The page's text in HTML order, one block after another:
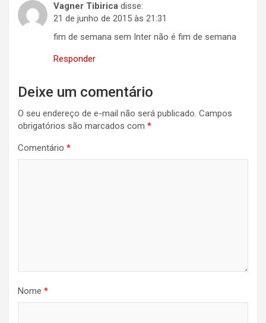
Vagner Tibirica disse:
21 de junho de 2015 às 21:31
fim de semana sem Inter não é fim de semana
Responder
Deixe um comentário
O seu endereço de e-mail não será publicado. Campos
obrigatórios são marcados com *
Comentário *
Nome *